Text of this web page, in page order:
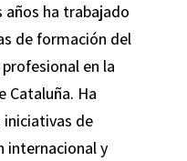
años ha trabajado
de formación del
en la
Cataluña. Ha
de
internacional y